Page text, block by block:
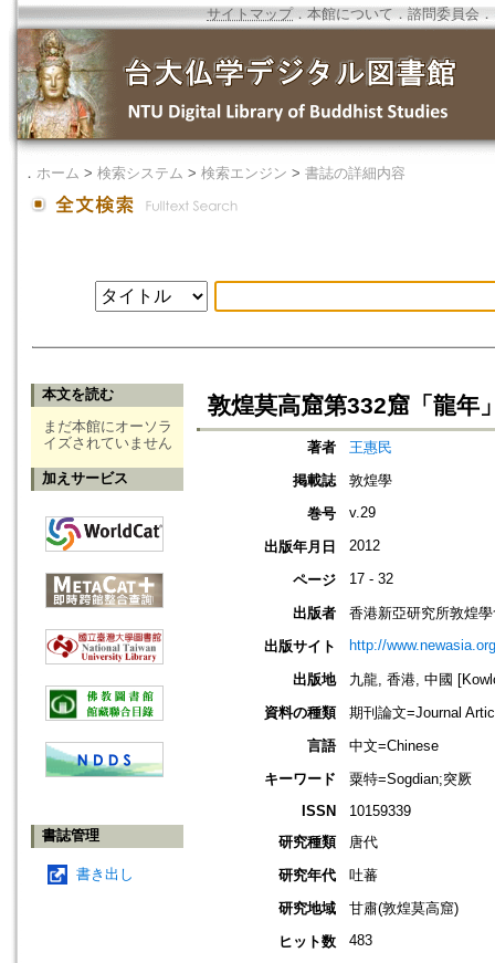
サイトマップ．本館について ． 諮問委員会 ．
． ホーム > 検索システム > 検索エンジン > 書誌の詳細内容
本文を読む
まだ本館にオーソラ
イズされていません
加えサービス
書誌管理
書き出し
敦煌莫高窟第332窟「龍年
著者
王惠民
掲載誌
敦煌學
巻号
v.29
出版年月日 2012
ページ 17 - 32
出版者
香港新亞研究所敦煌
出版サイト
http://
出版地
九龍, 香港, 中國
資料の種類
期刊論文=Journal
言語
中文=Chinese
キーワード
粟特=Sogdian;突厥
ISSN
10159339
研究種類
唐代
研究年代
吐蕃
研究地域
甘肅(敦煌莫高窟)
ヒット数
483